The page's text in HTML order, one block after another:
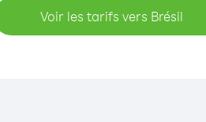
Voir les tarifs vers Brésil